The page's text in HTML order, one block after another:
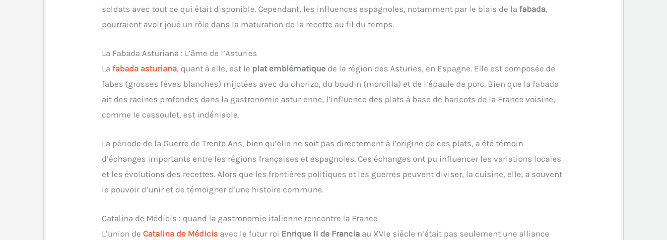
soldats avec tout ce qui était disponible. Cependant, les influences espagnoles, notamment par le biais de la fabada,
pourraient avoir joué un rôle dans la maturation de la recette au fil du temps.
La Fabada Asturiana : L’âme de l’Asturies
Lafabada asturiana, quant à elle, est le plat emblématique de la région des Asturies, en Espagne. Elle est composée de
fabes (grosses fèves blanches) mijotées avec du chorizo, du boudin (morcilla) et de l’épaule de porc. Bien que la fabada
ait des racines profondes dans la gastronomie asturienne, l’influence des plats à base de haricots de la France voisine,
comme le cassoulet, est indéniable.
La période de la Guerre de Trente Ans, bien qu’elle ne soit pas directement à l’origine de ces plats, a été témoin
d’échanges importants entre les régions françaises et espagnoles. Ces échanges ont pu influencer les variations locales
et les évolutions des recettes. Alors que les frontières politiques et les guerres peuvent diviser, la cuisine, elle, a souvent
le pouvoir d’unir et de témoigner d’une histoire commune.
Catalina de Médicis : quand la gastronomie italienne rencontre la France
L’union de Catalina de Médicis avec le futur roi Enrique II de Francia au XVIe siècle n’était pas seulement une alliance